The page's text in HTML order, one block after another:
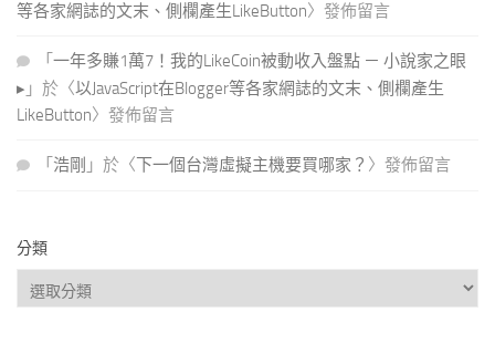
等各家網誌的文末、側欄產生LikeButton〉發佈留言
「 一年多賺1萬7！我的LikeCoin被動收入盤點 － 小說家之眼
▸ 」於〈以JavaScript在Blogger等各家網誌的文末、側欄產生
LikeButton〉發佈留言
「 浩剛 」於〈下一個台灣虛擬主機要買哪家？ 〉發佈留言
分類
分
類